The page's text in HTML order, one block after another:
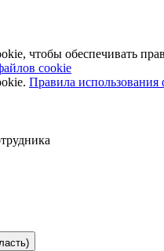
чтобы обеспечивать
cookie
Правила использования